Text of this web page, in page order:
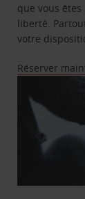
que vous
liberté.
votre
Réserver